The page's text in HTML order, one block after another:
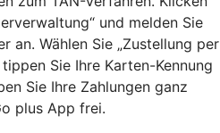
und melden Sie
an. Wählen Sie „Zustellung per
Sie Ihre Karten-Kennung
Sie Ihre Zahlungen ganz
plus App frei.